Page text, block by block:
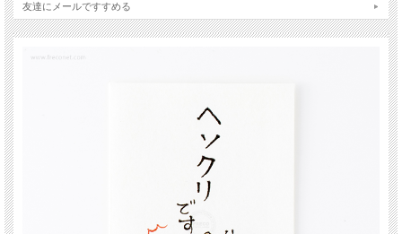
友達にメールですすめる